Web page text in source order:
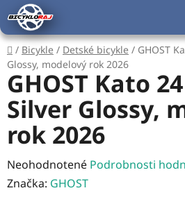
Prejsť
na
obsah
Domov
/ Bicykle / Detské bicykle / GHOST
Glossy, modelový rok 2026
GHOST Kato
Silver Glossy,
rok 2026
Priemerné
hodnotenie
Neohodnotené Podrobnosti
Značka: GHOST